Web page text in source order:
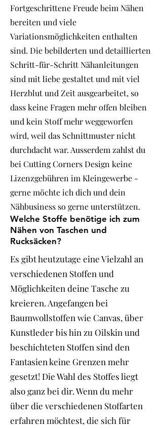
Fortgeschrittene Freude beim Nähen
bereiten und viele
Variationsmöglichkeiten enthalten
sind. Die bebilderten und detaillierten
Schritt-für-Schritt Nähanleitungen
sind mit liebe gestaltet und mit viel
Herzblut und Zeit ausgearbeitet, so
dass keine Fragen mehr offen bleiben
und kein Stoff mehr weggeworfen
wird, weil das Schnittmuster nicht
durchdacht war. Ausserdem zahlst du
bei Cutting Corners Design keine
Lizenzgebühren im Kleingewerbe -
gerne möchte ich dich und dein
Nähbusiness so gerne unterstützen.
Welche Stoffe benötige ich zum
Nähen von Taschen und
Rucksäcken?
Es gibt heutzutage eine Vielzahl an
verschiedenen Stoffen und
Möglichkeiten deine Tasche zu
kreieren. Angefangen bei
Baumwollstoffen wie Canvas, über
Kunstleder bis hin zu Oilskin und
beschichteten Stoffen sind den
Fantasien keine Grenzen mehr
gesetzt! Die Wahl des Stoffes liegt
also ganz bei dir. Wenn du mehr
über die verschiedenen Stoffarten
erfahren möchtest, die sich für